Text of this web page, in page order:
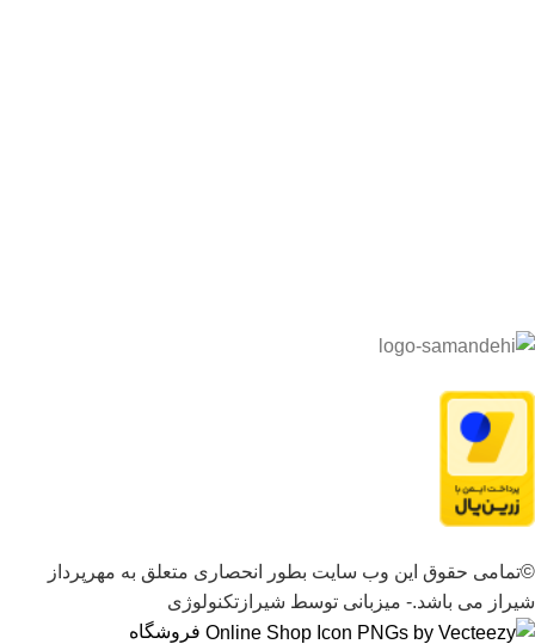
©تمامی حقوق این وب سایت بطور انحصاری متعلق به مهرپرداز
شیراز می باشد.- میزبانی توسط شیرازتکنولوژی
فروشگاه